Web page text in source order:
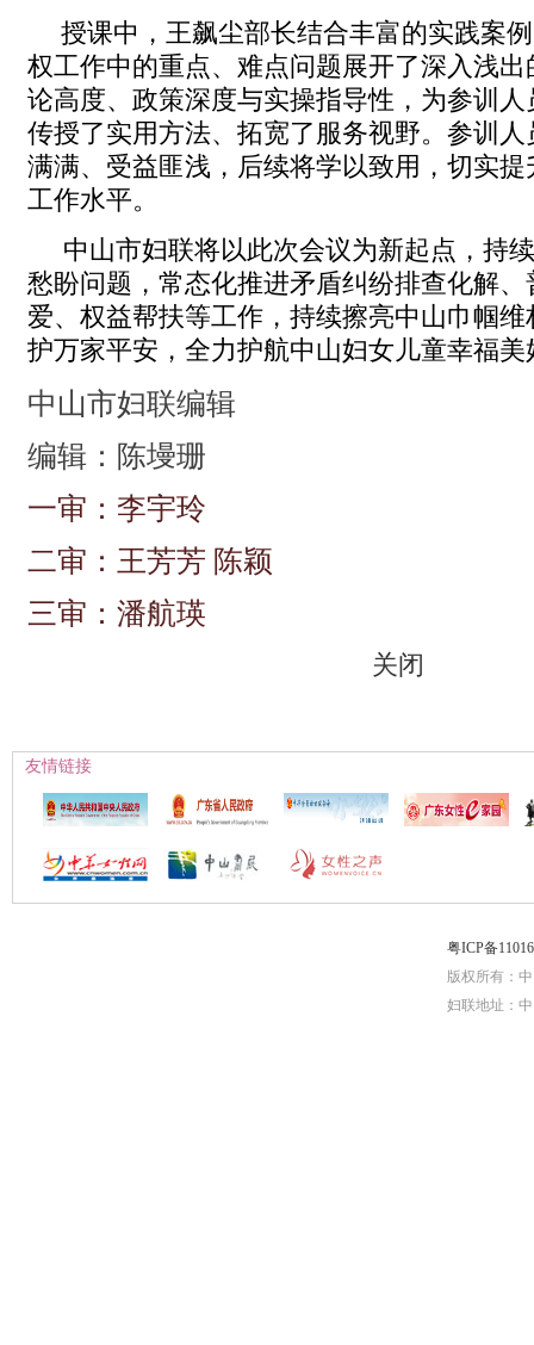
授课中，王飙尘部长结合丰富的实践案
权工作中的重点、难点问题展开了深入浅
论高度、政策深度与实操指导性，为参训
传授了实用方法、拓宽了服务视野。参训
满满、受益匪浅，后续将学以致用，切实
工作水平。
中山市妇联将以此次会议为新起点，持
愁盼问题，常态化推进矛盾纠纷排查化解
爱、权益帮扶等工作，持续擦亮中山巾帼
护万家平安，全力护航中山妇女儿童幸福美
中山市妇联编辑
编辑：陈墁珊
一审：李宇玲
二审：王芳芳 陈颖
三审：潘航瑛
关闭
友情链接
粤ICP备
版权所有：
妇联地址：